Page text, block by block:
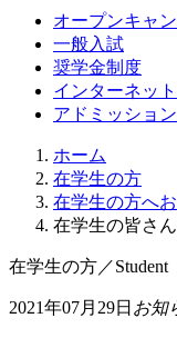
オープンキャ
一般入試
奨学金制度
インターネッ
アドミッショ
ホーム
在学生の方
在学生の方へ
在学生の皆さ
在学生の方／Student
2021年07月29日 お知